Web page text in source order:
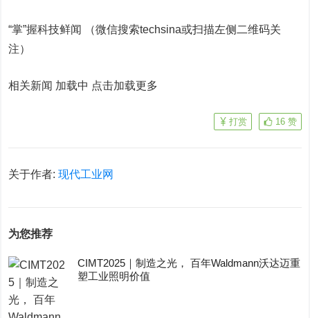
“掌”握科技鲜闻 （微信搜索techsina或扫描左侧二维码关
注）
相关新闻 加载中 点击加载更多
16 赞
打赏
关于作者:现代工业网
为您推荐
CIMT2025｜制造之光， 百年Waldmann沃达迈重
塑工业照明价值